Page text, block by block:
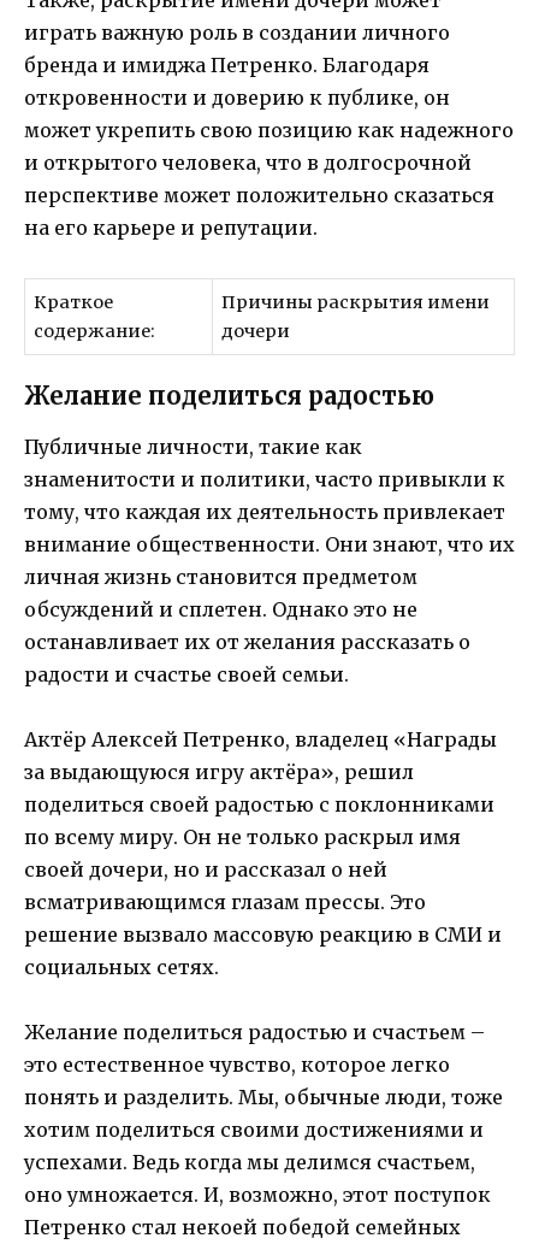
играть важную роль в создании личного
бренда и имиджа Петренко. Благодаря
откровенности и доверию к публике, он
может укрепить свою позицию как надежного
и открытого человека, что в долгосрочной
перспективе может положительно сказаться
на его карьере и репутации.
Краткое
содержание:
Причины раскрытия имени
дочери
Желание поделиться радостью
Публичные личности, такие как
знаменитости и политики, часто привыкли к
тому, что каждая их деятельность привлекает
внимание общественности. Они знают, что их
личная жизнь становится предметом
обсуждений и сплетен. Однако это не
останавливает их от желания рассказать о
радости и счастье своей семьи.
Актёр Алексей Петренко, владелец «Награды
за выдающуюся игру актёра», решил
поделиться своей радостью с поклонниками
по всему миру. Он не только раскрыл имя
своей дочери, но и рассказал о ней
всматривающимся глазам прессы. Это
решение вызвало массовую реакцию в СМИ и
социальных сетях.
Желание поделиться радостью и счастьем –
это естественное чувство, которое легко
понять и разделить. Мы, обычные люди, тоже
хотим поделиться своими достижениями и
успехами. Ведь когда мы делимся счастьем,
оно умножается. И, возможно, этот поступок
Петренко стал некоей победой семейных